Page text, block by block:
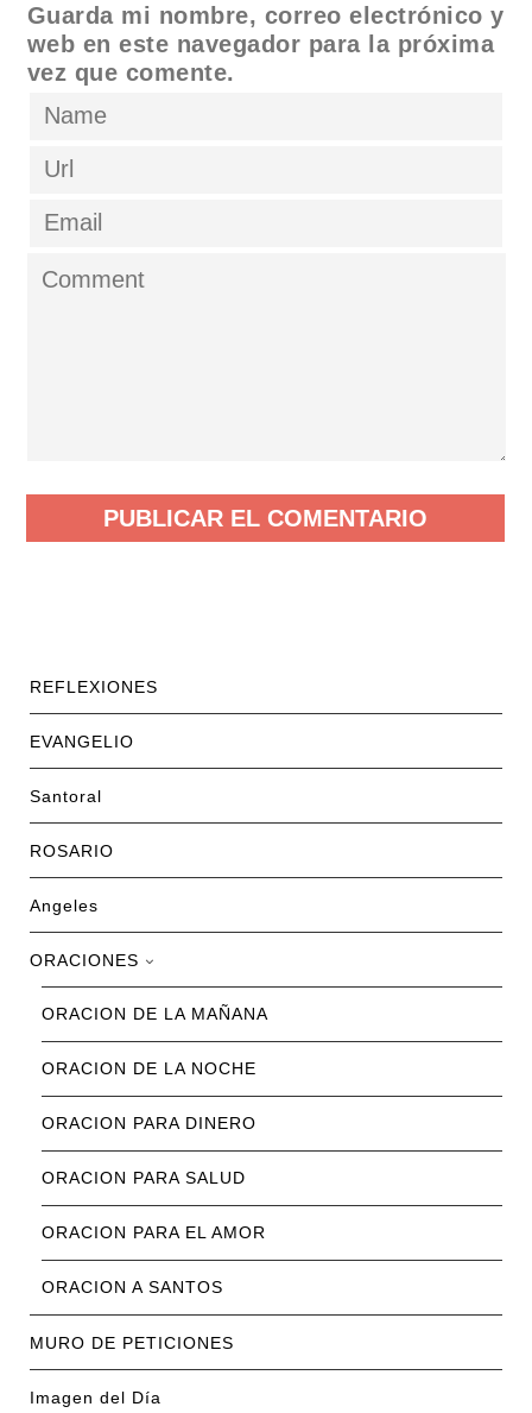
Guarda mi nombre, correo electrónico y
web en este navegador para la próxima
vez que comente.
REFLEXIONES
EVANGELIO
Santoral
ROSARIO
Angeles
ORACIONES
ORACION DE LA MAÑANA
ORACION DE LA NOCHE
ORACION PARA DINERO
ORACION PARA SALUD
ORACION PARA EL AMOR
ORACION A SANTOS
MURO DE PETICIONES
Imagen del Día